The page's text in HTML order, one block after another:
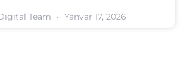
Team Yanvar 17, 2026